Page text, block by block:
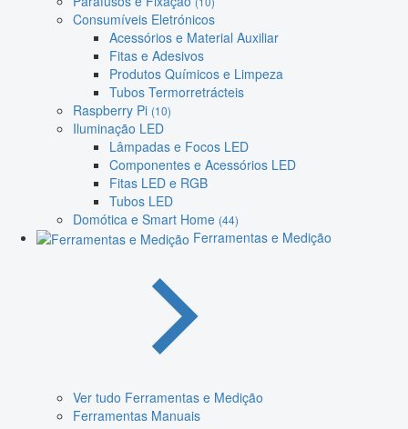
Consumíveis Eletrónicos
Acessórios e Material Auxiliar
Fitas e Adesivos
Produtos Químicos e Limpeza
Tubos Termorretrácteis
Raspberry Pi (10)
Iluminação LED
Lâmpadas e Focos LED
Componentes e Acessórios LED
Fitas LED e RGB
Tubos LED
Domótica e Smart Home (44)
Ferramentas e Medição
Ver tudo Ferramentas e Medição
Ferramentas Manuais